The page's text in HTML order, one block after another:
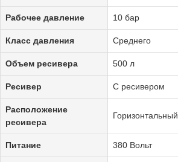
Рабочее давление 10 бар
Класс давления Среднего
Объем ресивера 500 л
Ресивер С ресивером
Расположение
ресивера
Горизонтальный
Питание 380 Вольт